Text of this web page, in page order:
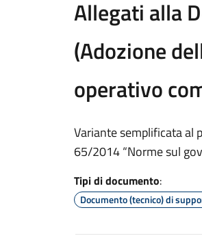
Allegati alla
(Adozione
operativo
Variante semplificata al
65/2014 “Norme sul
Tipi di documento:
Documento (tecnico) di